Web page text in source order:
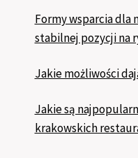
Formy wsparcia dla
stabilnej pozycji na
Jakie możliwości
Jakie są
krakowskich